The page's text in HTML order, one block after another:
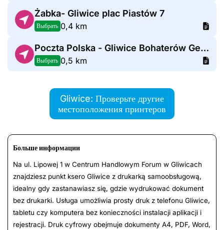
Żabka- Gliwice plac Piastów 7
Выбрать 0,4 km
Poczta Polska - Gliwice Bohaterów Getta Warszawskiego
Выбрать 0,5 km
Gliwice: Проверьте другие
местоположения принтеров
Больше информации
Na ul. Lipowej 1 w Centrum Handlowym Forum w Gliwicach
znajdziesz punkt ksero Gliwice z drukarką samoobsługową,
idealny gdy zastanawiasz się, gdzie wydrukować dokument
bez drukarki. Usługa umożliwia prosty druk z telefonu Gliwice,
tabletu czy komputera bez konieczności instalacji aplikacji i
rejestracji. Druk cyfrowy obejmuje dokumenty A4, PDF, Word,